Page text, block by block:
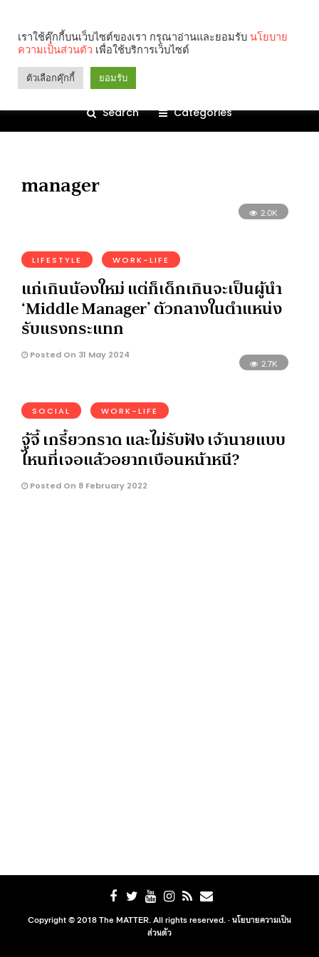
Search Categories
manager
2.0K
LIFESTYLE WORK-LIFE
แก่เกินน้องใหม่ แต่ก็เด็กเกินจะเป็นผู้นำ
‘Middle Manager’ ตัวกลางในตำแหน่ง
รับแรงกระแทก
Posted On 31 May 2024
2.7K
SOCIAL WORK-LIFE
จู้จี้ เกรี้ยวกราด และไม่รับฟัง เจ้านายแบบ
ไหนที่เจอแล้วอยากเบือนหน้าหนี?
Posted On 8 February 2022
Copyright © 2018 The MATTER. All rights reserved. ·นโยบายความเป็น
ส่วนตัว
เราใช้คุ๊กกี้บนเว็บไซต์ของเรา กรุณาอ่านและยอมรับ นโยบาย
ความเป็นส่วนตัว เพื่อใช้บริการเว็บไซต์
ตัวเลือกคุ๊กกี้ ยอมรับ